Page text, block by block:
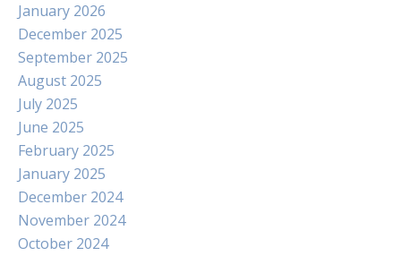
January 2026
December 2025
September 2025
August 2025
July 2025
June 2025
February 2025
January 2025
December 2024
November 2024
October 2024